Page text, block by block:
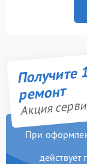
Получите
ремонт
Акция
При
действует